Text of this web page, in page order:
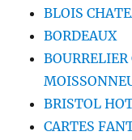
BLOIS
BORDEAUX
BRISTOL
CARTES